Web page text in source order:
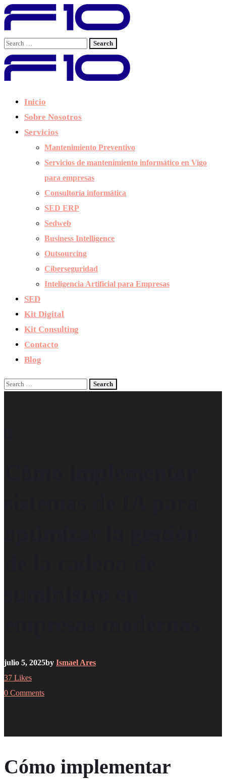
Inicio
Sobre Nosotros
Servicios
Mantenimiento Preventivo
Servicios de mantenimiento informático en Vigo
para empresas
Consultoría informática
SED ERP
Sedweb
Business Intelligence
Outsourcing
Ciberseguridad
Inteligencia Artificial para Empresas
SED
Kit Digital
Kit Consulting
Contacto
Blog
julio 5, 2025by Ismael Ares
37 Likes
0 Comments
Cómo implementar